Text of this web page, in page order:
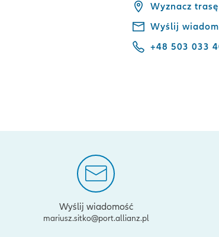
Wyznacz trasę
Wyślij
+48 503 033
Wyślij wiadomość
mariusz.sitko@port.allianz.pl